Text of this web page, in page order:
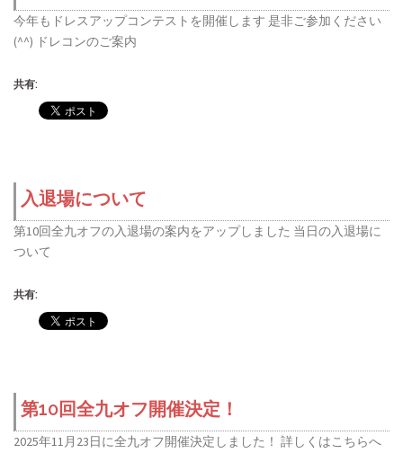
今年もドレスアップコンテストを開催します 是非ご参加ください
(^^) ドレコンのご案内
共有:
入退場について
第10回全九オフの入退場の案内をアップしました 当日の入退場に
ついて
共有:
第10回全九オフ開催決定！
2025年11月23日に全九オフ開催決定しました！ 詳しくはこちらへ